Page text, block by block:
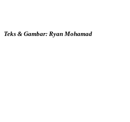
Teks & Gambar: Ryan Mohamad